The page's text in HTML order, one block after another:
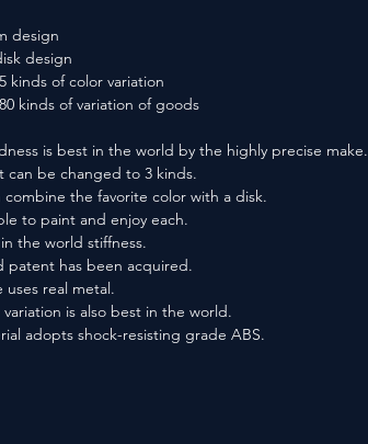
design
design
kinds of color variation
kinds of variation of goods
is best in the world by the highly precise make.
be changed to 3 kinds.
the favorite color with a disk.
to paint and enjoy each.
the world stiffness.
has been acquired.
real metal.
is also best in the world.
adopts shock-resisting grade ABS.